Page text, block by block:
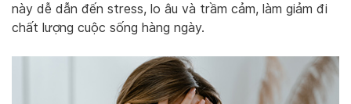
này dễ dẫn đến stress, lo âu và trầm cảm, làm giảm đi
chất lượng cuộc sống hàng ngày.